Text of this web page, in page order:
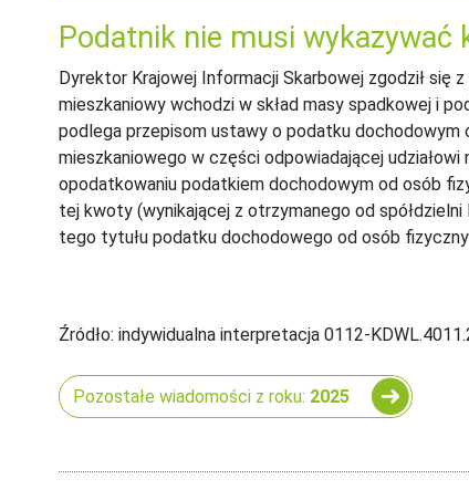
Podatnik nie musi wykazywać
Dyrektor Krajowej Informacji Skarbowej zgodził się
mieszkaniowy wchodzi w skład masy spadkowej i
podlega przepisom ustawy o podatku
mieszkaniowego w części odpowiadającej
opodatkowaniu podatkiem dochodowym od osób
tej kwoty (wynikającej z otrzymanego od
tego tytułu podatku dochodowego od osób
Źródło: indywidualna interpretacja 0112-
Pozostałe wiadomości z roku: 2025